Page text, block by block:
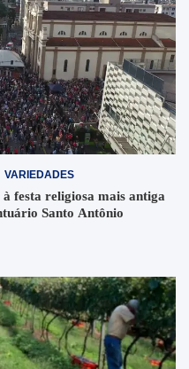
VARIEDADES
festa religiosa mais antiga
Santo Antônio